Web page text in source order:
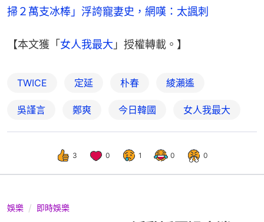
掃２萬支冰棒」浮誇寵妻史，網嘆：太諷刺
【本文獲「 女人我最大 」授權轉載。】
TWICE 定延 朴春 綾瀨遙
吳謹言 鄭爽 今日韓國 女人我最大
3 0 1 0 0
娛樂 即時娛樂